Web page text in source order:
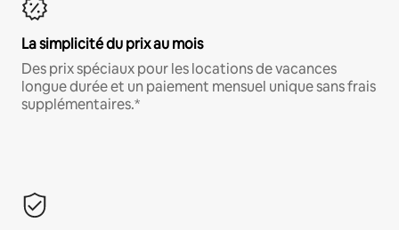
La simplicité du prix au mois
Des prix spéciaux pour les locations de vacances
longue durée et un paiement mensuel unique sans frais
supplémentaires.*